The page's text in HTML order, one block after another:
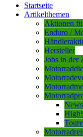
Startseite
Artikelthemen
Aktionen
Enduro /
Hersteller
Jobs in der